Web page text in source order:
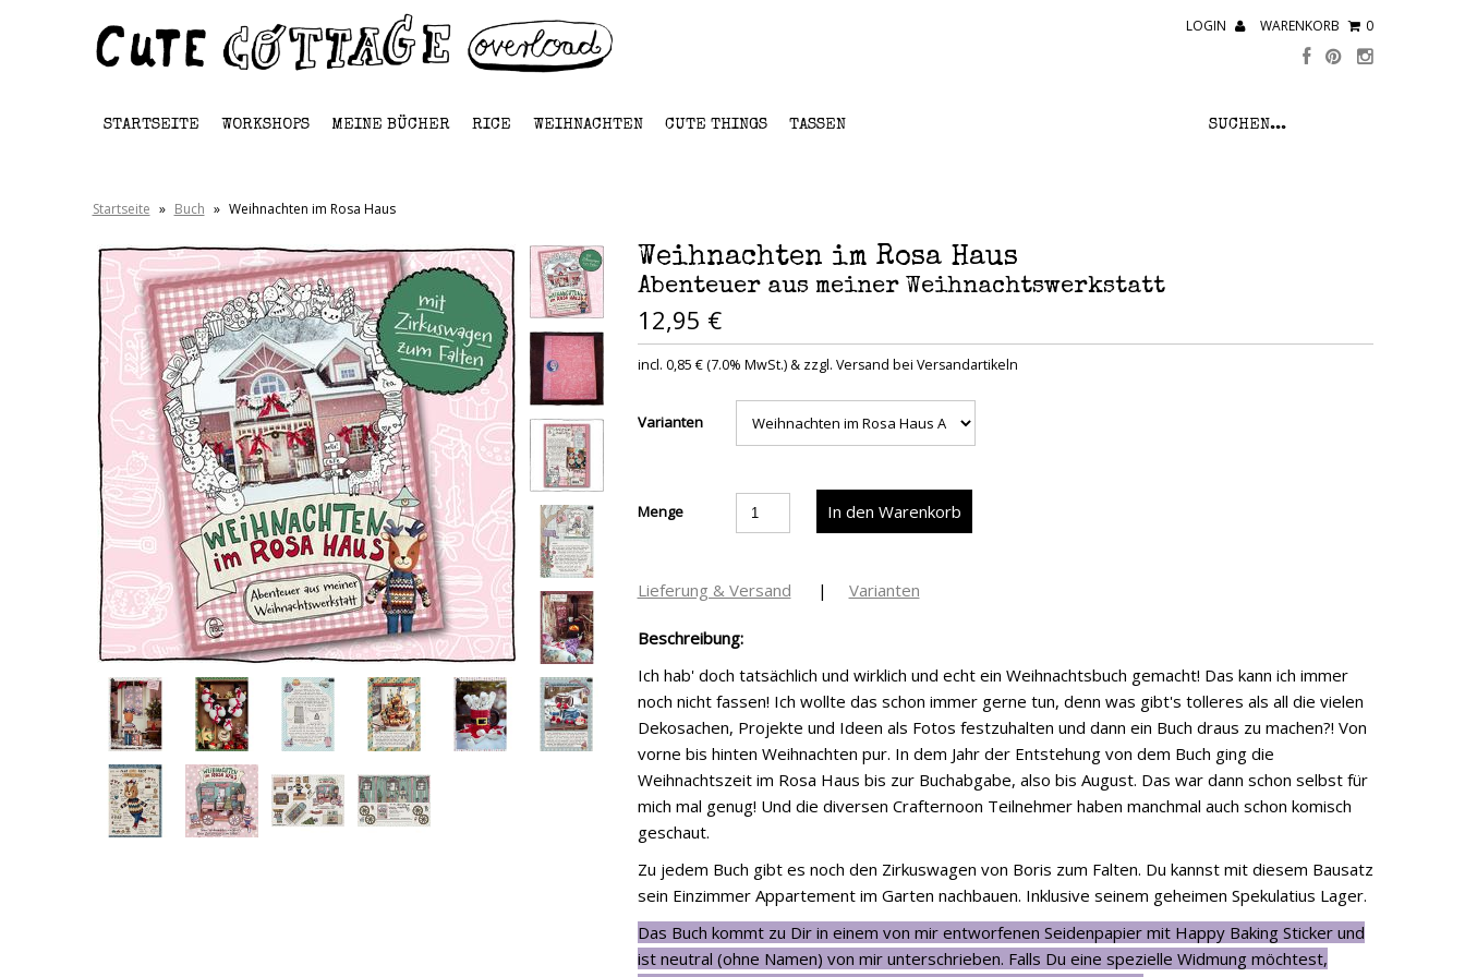
LOGIN WARENKORB 0
STARTSEITE WORKSHOPS MEINE BÜCHER RICE WEIHNACHTEN CUTE THINGS TASSEN
Startseite » Buch » Weihnachten im Rosa Haus
Weihnachten im Rosa Haus
Abenteuer aus meiner Weihnachtswerkstatt
12,95 €
incl. 0,85 € (7.0% MwSt.) & zzgl. Versand bei Versandartikeln
Varianten
Menge
Lieferung & Versand | Varianten
Beschreibung:
Ich hab' doch tatsächlich und wirklich und echt ein Weihnachtsbuch gemacht! Das kann ich immer
noch nicht fassen! Ich wollte das schon immer gerne tun, denn was gibt's tolleres als all die vielen
Dekosachen, Projekte und Ideen als Fotos festzuhalten und dann ein Buch draus zu machen?! Von
vorne bis hinten Weihnachten pur. In dem Jahr der Entstehung von dem Buch ging die
Weihnachtszeit im Rosa Haus bis zur Buchabgabe, also bis August. Das war dann schon selbst für
mich mal genug! Und die diversen Crafternoon Teilnehmer haben manchmal auch schon komisch
geschaut.
Zu jedem Buch gibt es noch den Zirkuswagen von Boris zum Falten. Du kannst mit diesem Bausatz
sein Einzimmer Appartement im Garten nachbauen. Inklusive seinem geheimen Spekulatius Lager.
Das Buch kommt zu Dir in einem von mir entworfenen Seidenpapier mit Happy Baking Sticker und
ist neutral (ohne Namen) von mir unterschrieben. Falls Du eine spezielle Widmung möchtest,